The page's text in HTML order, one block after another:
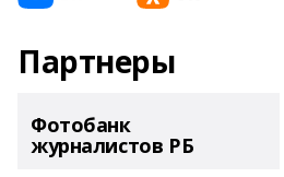
Партнеры
Фотобанк
журналистов РБ